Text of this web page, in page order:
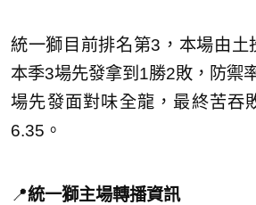
統一獅目前排名第3，本場由土
本季3場先發拿到1勝2敗，防禦
場先發面對味全龍，最終苦吞
6.35。
📍統一獅主場轉播資訊